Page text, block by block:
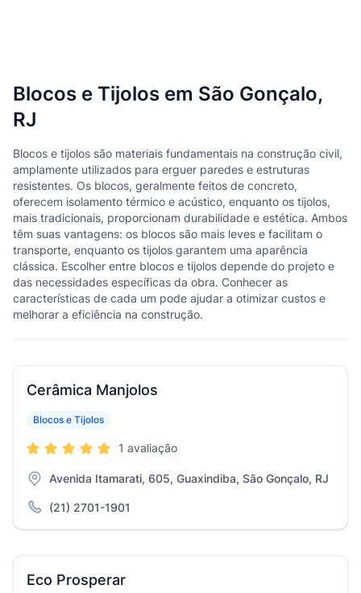
Blocos e Tijolos em São Gonçalo,
RJ
Blocos e tijolos são materiais fundamentais na construção civil,
amplamente utilizados para erguer paredes e estruturas
resistentes. Os blocos, geralmente feitos de concreto,
oferecem isolamento térmico e acústico, enquanto os tijolos,
mais tradicionais, proporcionam durabilidade e estética. Ambos
têm suas vantagens: os blocos são mais leves e facilitam o
transporte, enquanto os tijolos garantem uma aparência
clássica. Escolher entre blocos e tijolos depende do projeto e
das necessidades específicas da obra. Conhecer as
características de cada um pode ajudar a otimizar custos e
melhorar a eficiência na construção.
Cerâmica Manjolos
Blocos e Tijolos
1 avaliação
Avenida Itamarati, 605, Guaxindiba, São Gonçalo, RJ
(21) 2701-1901
Eco Prosperar